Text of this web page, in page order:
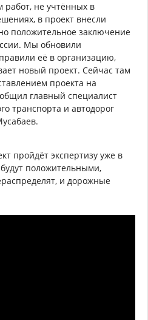
работ, не учтённых в
в проект внесли
положительное заключение
Мы обновили
её в организацию,
новый проект. Сейчас там
проекта на
главный специалист
транспорта и автодорог
пройдёт экспертизу уже в
положительными,
и дорожные